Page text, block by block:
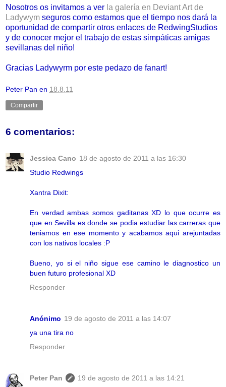
Nosotros os invitamos a ver la galería en Deviant Art de
Ladywym seguros como estamos que el tiempo nos dará la
oportunidad de compartir otros enlaces de RedwingStudios
y de conocer mejor el trabajo de estas simpáticas amigas
sevillanas del niño!
Gracias Ladywyrm por este pedazo de fanart!
Peter Pan en 18.8.11
Compartir
6 comentarios:
Jessica Cano 18 de agosto de 2011 a las 16:30
Studio Redwings
Xantra Dixit:
En verdad ambas somos gaditanas XD lo que ocurre es
que en Sevilla es donde se podia estudiar las carreras que
teniamos en ese momento y acabamos aqui arejuntadas
con los nativos locales :P
Bueno, yo si el niño sigue ese camino le diagnostico un
buen futuro profesional XD
Responder
Anónimo 19 de agosto de 2011 a las 14:07
ya una tira no
Responder
Peter Pan
19 de agosto de 2011 a las 14:21